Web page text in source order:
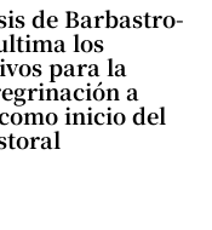
de Barbastro-
los
para la
a
inicio del